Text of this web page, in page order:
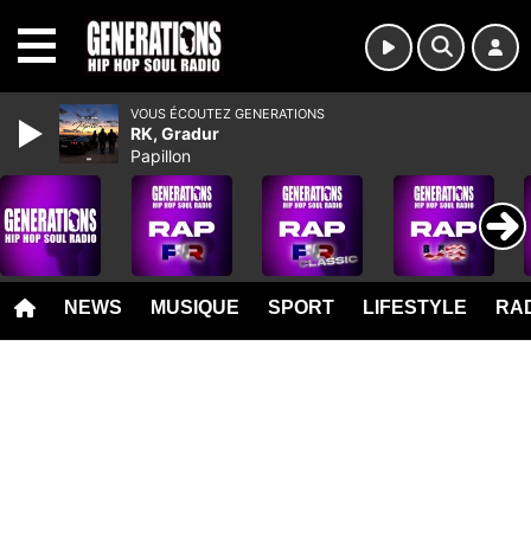
NEWS MUSIQUE SPORT LIFESTYLE
VOUS ÉCOUTEZ GENERATIONS
RK, Gradur
Papillon